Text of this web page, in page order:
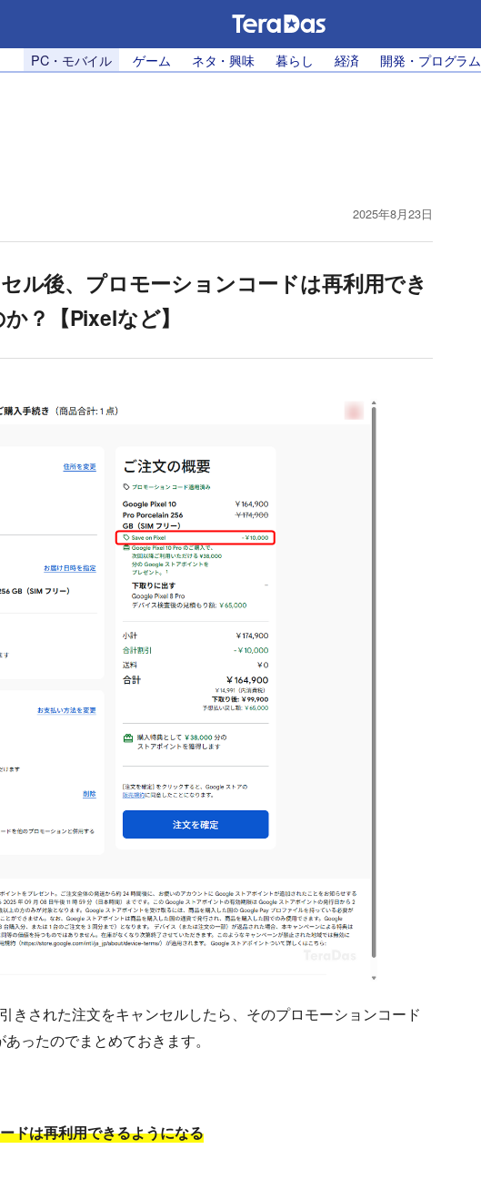
PC・モバイル ゲーム ネタ・興味 暮らし 経済 開発・プログラム
2025年8月23日
ル後、プロモーションコードは再利用でき
？【Pixelなど】
きされた注文をキャンセルしたら、そのプロモーションコード
ったのでまとめておきます。
ドは再利用できるようになる